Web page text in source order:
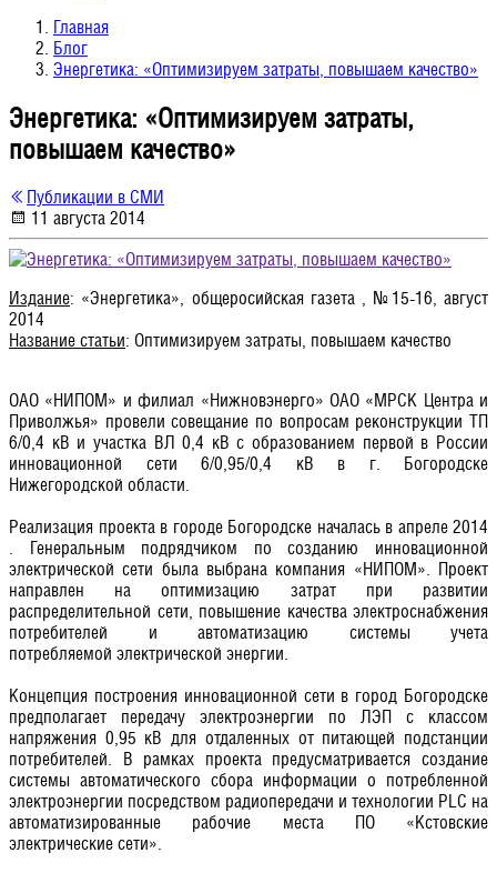
Главная
Блог
Энергетика: «Оптимизируем затраты, повышаем качество»
Энергетика: «Оптимизируем затраты,
повышаем качество»
Публикации в СМИ
11 августа 2014
Издание: «Энергетика», общеросийская газета , №15-16, август
2014
Название статьи: Оптимизируем затраты, повышаем качество
ОАО «НИПОМ» и филиал «Нижновэнерго» ОАО «МРСК Центра и
Приволжья» провели совещание по вопросам реконструкции ТП
6/0,4 кВ и участка ВЛ 0,4 кВ с образованием первой в России
инновационной сети 6/0,95/0,4 кВ в г. Богородске
Нижегородской области.
Реализация проекта в городе Богородске началась в апреле 2014
. Генеральным подрядчиком по созданию инновационной
электрической сети была выбрана компания «НИПОМ». Проект
направлен на оптимизацию затрат при развитии
распределительной сети, повышение качества электроснабжения
потребителей и автоматизацию системы учета
потребляемой электрической энергии.
Концепция построения инновационной сети в город Богородске
предполагает передачу электроэнергии по ЛЭП с классом
напряжения 0,95 кВ для отдаленных от питающей подстанции
потребителей. В рамках проекта предусматривается создание
системы автоматического сбора информации о потребленной
электроэнергии посредством радиопередачи и технологии PLC на
автоматизированные рабочие места ПО «Кстовские
электрические сети».